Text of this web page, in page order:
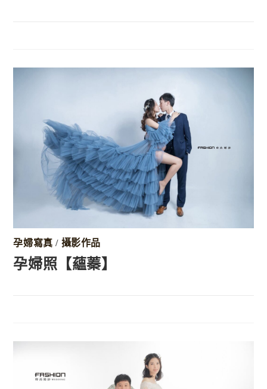
孕婦寫真 / 攝影作品
孕婦照【蘊蓁】